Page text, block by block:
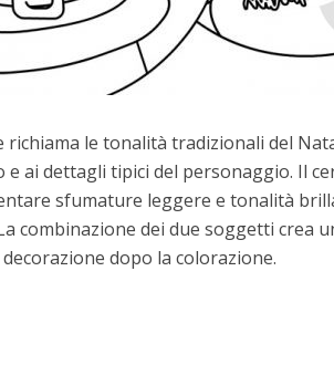
richiama le tonalità tradizionali del
e ai dettagli tipici del personaggio. Il
sfumature leggere e tonalità
combinazione dei due soggetti crea
dopo la colorazione.